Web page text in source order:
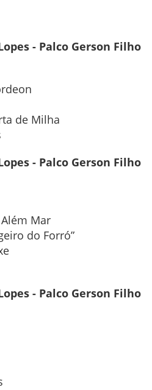
- Palco Gerson Filho
de Milha
- Palco Gerson Filho
Mar
do Forró”
- Palco Gerson Filho